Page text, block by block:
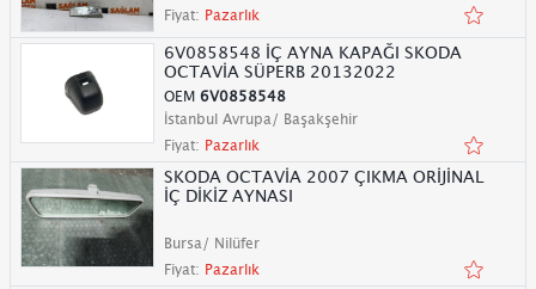
Fiyat: Pazarlık
6V0858548 İÇ AYNA KAPAĞI SKODA
OCTAVİA SÜPERB 20132022
OEM 6V0858548
İstanbul Avrupa/ Başakşehir
Fiyat: Pazarlık
SKODA OCTAVİA 2007 ÇIKMA ORİJİNAL
İÇ DİKİZ AYNASI
Bursa/ Nilüfer
Fiyat: Pazarlık